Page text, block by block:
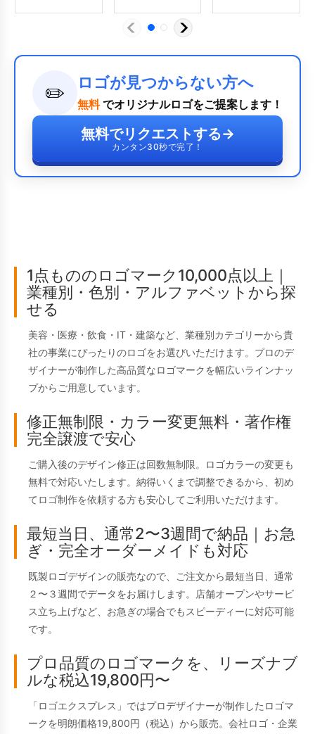
✏️ ロゴが見つからない方へ
無料 でオリジナルロゴをご提案します！
無料でリクエストする→
カンタン30秒で完了！
1点もののロゴマーク10,000点以上｜
業種別・色別・アルファベットから探
せる
美容・医療・飲食・IT・建築など、業種別カテゴリーから貴
社の事業にぴったりのロゴをお選びいただけます。プロのデ
ザイナーが制作した高品質なロゴマークを幅広いラインナッ
プからご用意しています。
修正無制限・カラー変更無料・著作権
完全譲渡で安心
ご購入後のデザイン修正は回数無制限。ロゴカラーの変更も
無料で対応いたします。納得いくまで調整できるから、初め
てロゴ制作を依頼する方も安心してご利用いただけます。
最短当日、通常2〜3週間で納品｜お急
ぎ・完全オーダーメイドも対応
既製ロゴデザインの販売なので、ご注文から最短当日、通常
２〜３週間でデータをお届けします。店舗オープンやサービ
ス立ち上げなど、お急ぎの場合でもスピーディーに対応可能
です。
プロ品質のロゴマークを、リーズナブ
ルな税込19,800円〜
「ロゴエクスプレス」ではプロデザイナーが制作したロゴマ
ークを明朗価格19,800円（税込）から販売。会社ロゴ・企業